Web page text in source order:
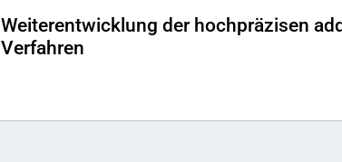
Weiterentwicklung der hochpräzisen
Verfahren